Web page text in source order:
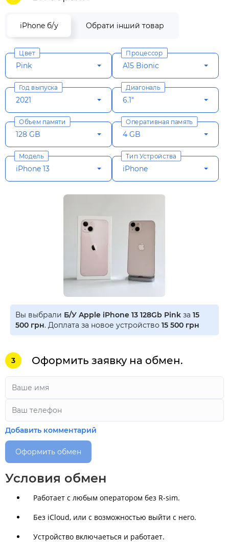
iPhone б/у Обрати інший товар
Цвет
Pink
Процессор
A15 Bionic
Год выпуска
2021
Диагональ
6.1"
Объем памяти
128 GB
Оперативная память
4 GB
Модель
iPhone 13
Тип Устройства
iPhone
Вы выбрали Б/У Apple iPhone 13 128Gb Pink за 15
500 грн. Доплата за новое устройство 15 500 грн
3 Оформить заявку на обмен.
Добавить комментарий
Оформить обмен
Условия обмен
Работает с любым оператором без R-sim.
Без iСloud, или с возможностью выйти с него.
Устройство включаеться и работает.